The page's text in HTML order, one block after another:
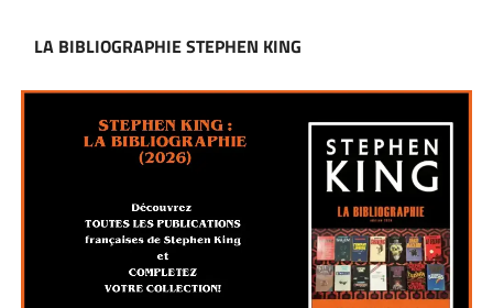
LA BIBLIOGRAPHIE STEPHEN KING